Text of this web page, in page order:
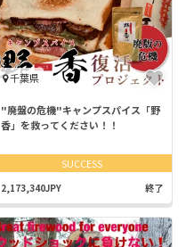
千葉県
"廃盤の危機"キャンプスパイス「野
香」を救ってください！！
SUCCESS
2,173,340JPY 終了